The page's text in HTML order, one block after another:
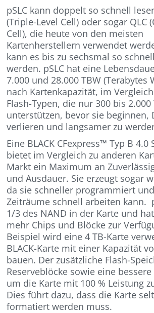
pSLC kann doppelt so schnell
(Triple-Level Cell) oder sogar QLC
Cell), die heute von den meisten
Kartenherstellern verwendet
kann es bis zu sechsmal so
werden. pSLC hat eine
7.000 und 28.000 TBW (Terabytes
nach Kartenkapazität, im
Flash-Typen, die nur 300 bis 2.000
unterstützen, bevor sie beginnen,
verlieren und langsamer zu
Eine BLACK CFexpress™ Typ B 4.0
bietet im Vergleich zu anderen
Markt ein Maximum an
und Ausdauer. Sie erzeugt sogar
da sie schneller programmiert
Zeiträume schnell arbeiten kann.
1/3 des NAND in der Karte und
mehr Chips und Blöcke zur
Beispiel wird eine 4 TB-Karte
BLACK-Karte mit einer Kapazität
bauen. Der zusätzliche Flash-
Reserveblöcke sowie eine
um die Karte mit 100 % Leistung
Dies führt dazu, dass die Karte
formatiert werden muss.